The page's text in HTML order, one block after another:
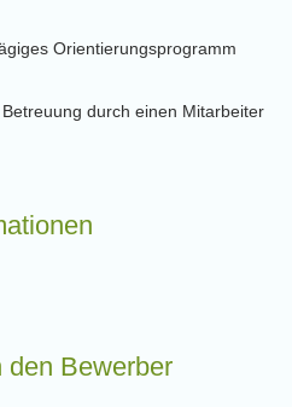
Orientierungsprogramm
durch einen Mitarbeiter
den Bewerber